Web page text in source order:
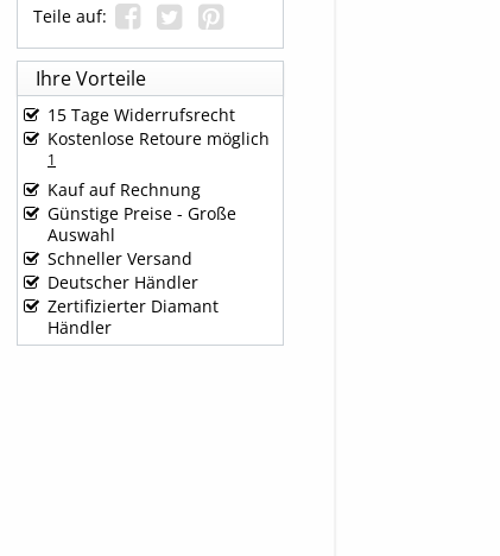
Teile auf:
Ihre Vorteile
15 Tage Widerrufsrecht
Kostenlose Retoure möglich
1
Kauf auf Rechnung
Günstige Preise - Große
Auswahl
Schneller Versand
Deutscher Händler
Zertifizierter Diamant
Händler